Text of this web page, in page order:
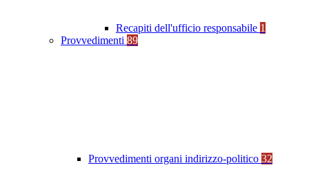
Recapiti dell'ufficio responsabile 1
Provvedimenti 89
Provvedimenti organi indirizzo-politico 32